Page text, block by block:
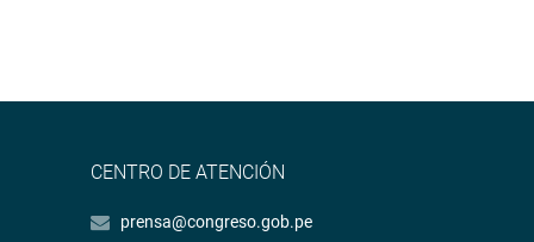
CENTRO DE ATENCIÓN
prensa@congreso.gob.pe